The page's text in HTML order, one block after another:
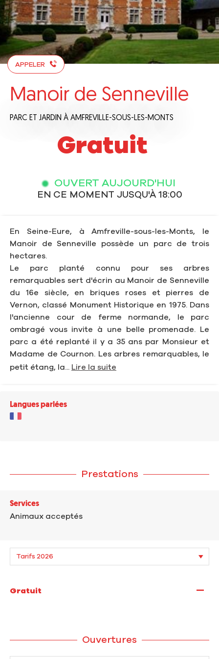
APPELER
Manoir de Senneville
PARC ET JARDIN À AMFREVILLE-SOUS-LES-MONTS
Gratuit
OUVERT AUJOURD'HUI
EN CE MOMENT JUSQU'À 18:00
En Seine-Eure, à Amfreville-sous-les-Monts, le
Manoir de Senneville possède un parc de trois
hectares.
Le parc planté connu pour ses arbres
remarquables sert d'écrin au Manoir de Senneville
du 16e siècle, en briques roses et pierres de
Vernon, classé Monument Historique en 1975. Dans
l'ancienne cour de ferme normande, le parc
ombragé vous invite à une belle promenade. Le
parc a été replanté il y a 35 ans par Monsieur et
Madame de Cournon. Les arbres remarquables, le
petit étang, la... Lire la suite
Langues parlées
Prestations
Services
Animaux acceptés
Gratuit —
Ouvertures